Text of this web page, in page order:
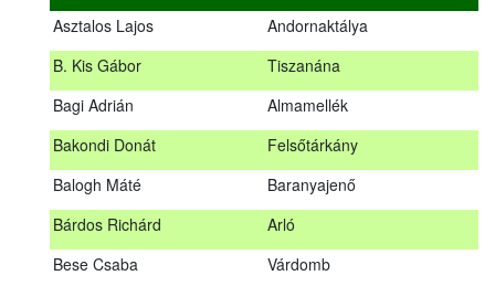
Asztalos Lajos
Andornaktálya
B. Kis Gábor
Tiszanána
Bagi Adrián
Almamellék
Bakondi Donát
Felsőtárkány
Balogh Máté
Baranyajenő
Bárdos Richárd
Arló
Bese Csaba
Várdomb
Az alábbiakban tesszük közzé a 2018. szeptember 19-én
megrendezett erdészeti szakszemélyzeti vizsgát sikeresen
teljesítők névsorát.
A sikeres vizsgáról szóló tanúsítványt postán küldjük meg. A